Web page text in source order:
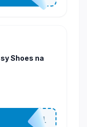
Shoes na